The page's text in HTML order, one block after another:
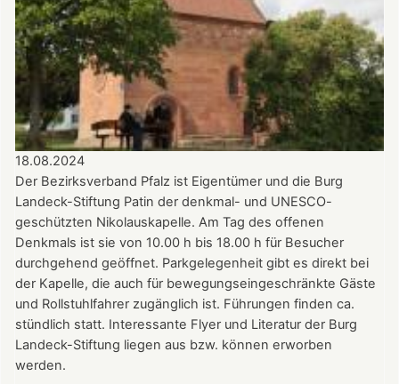
18.08.2024
Der Bezirksverband Pfalz ist Eigentümer und die Burg
Landeck-Stiftung Patin der denkmal- und UNESCO-
geschützten Nikolauskapelle. Am Tag des offenen
Denkmals ist sie von 10.00 h bis 18.00 h für Besucher
durchgehend geöffnet. Parkgelegenheit gibt es direkt bei
der Kapelle, die auch für bewegungseingeschränkte Gäste
und Rollstuhlfahrer zugänglich ist. Führungen finden ca.
stündlich statt. Interessante Flyer und Literatur der Burg
Landeck-Stiftung liegen aus bzw. können erworben
werden.